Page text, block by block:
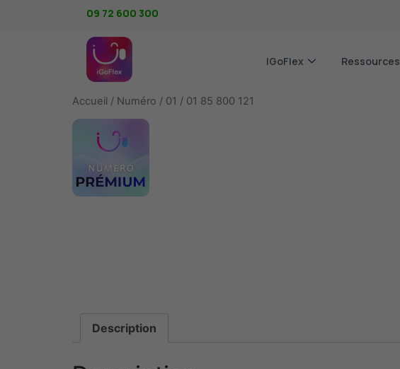
09 72 600 300
IGoFlex Ressources
Accueil / Numéro / 01 / 01 85 800 121
Description